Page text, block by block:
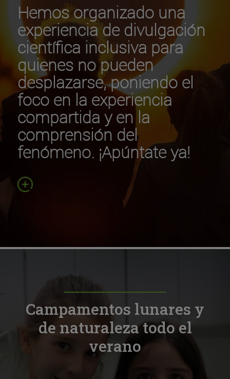
Hemos organizado una
experiencia de divulgación
científica inclusiva para
quienes no pueden
desplazarse, poniendo el
foco en la experiencia
compartida y en la
comprensión del
fenómeno. ¡Apúntate ya!
Campamentos lunares y
de naturaleza todo el
verano